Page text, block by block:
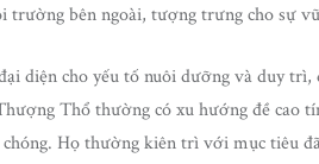
bên ngoài, tượng trưng cho sự
diện cho yếu tố nuôi dưỡng và duy
Thổ thường có xu hướng đề cao
Họ thường kiên trì với mục tiêu